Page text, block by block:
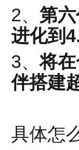
2、 第
进化到
3、将
伴搭建
具体怎